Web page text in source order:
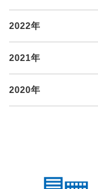
2022年
2021年
2020年